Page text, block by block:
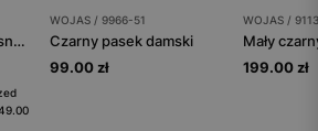
Czarne materiałowe sneakersy RELAKS z kryształkami
WOJAS / 9966-51
Czarny pasek damski
99.00 zł
WOJAS /
199.00 zł